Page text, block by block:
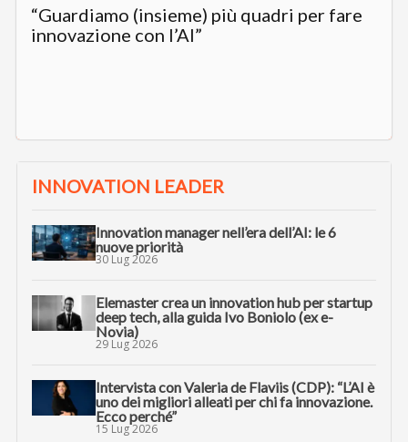
“Guardiamo (insieme) più quadri per fare
innovazione con l’AI”
INNOVATION LEADER
Innovation manager nell’era dell’AI: le 6
nuove priorità
30 Lug 2026
Elemaster crea un innovation hub per startup
deep tech, alla guida Ivo Boniolo (ex e-
Novia)
29 Lug 2026
Intervista con Valeria de Flaviis (CDP): “L’AI è
uno dei migliori alleati per chi fa innovazione.
Ecco perché”
15 Lug 2026